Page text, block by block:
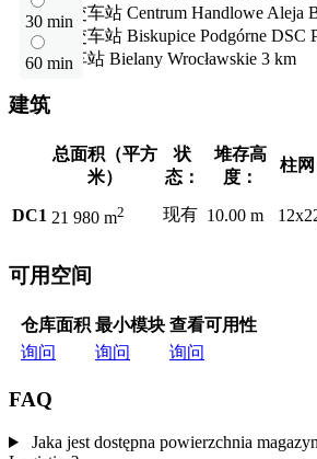
30 min
60 min
公交车站 Centrum Handlowe Aleja
公交车站 Biskupice Podgórne DSC
火车站 Bielany Wrocławskie 3 km
建筑
总面积（平方
米）
状
态：
堆存高
度：
柱网
DC1 21 980 m2 现有 10.00 m
可用空间
仓库面积 最小模块 查看可用性
询问
询问 询问
FAQ
Jaka jest dostępna powierzchnia